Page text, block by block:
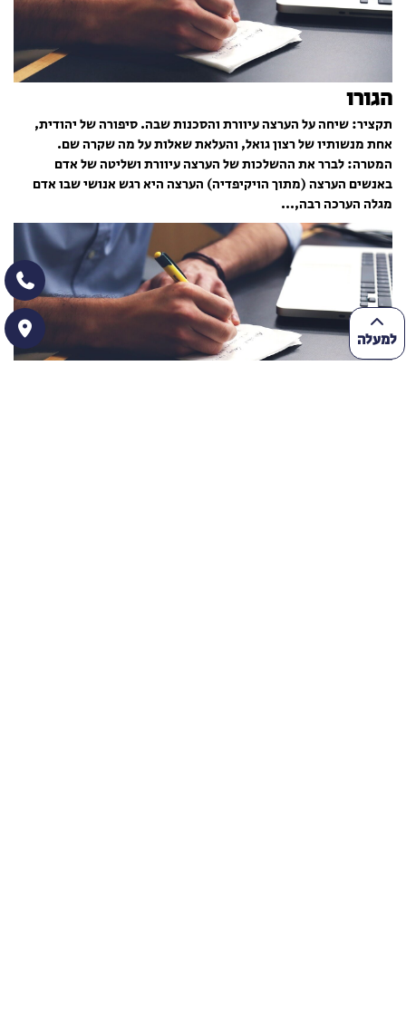
הגורו
תקציר: שיחה על הערצה עיוורת והסכנות שבה. סיפורה של יהודית,
אחת מנשותיו של רצון גואל, והעלאת שאלות על מה שקרה שם.
המטרה: לברר את ההשלכות של הערצה עיוורת ושליטה של אדם
באנשים הערצה (מתוך הויקיפדיה) הערצה היא רגש אנושי שבו אדם
מגלה הערכה רבה,...
למעלה